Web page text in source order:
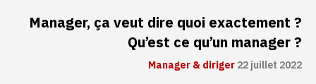
Manager, ça veut dire quoi exactement ?
Qu’est ce qu’un manager ?
Manager & diriger22 juillet 2022